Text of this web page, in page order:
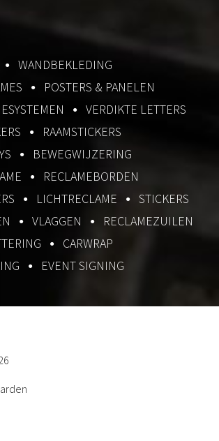
WANDBEKLEDING
POSTERS & PANELEN
VERDIKTE LETTERS
RAAMSTICKERS
BEWEGWIJZERING
RECLAMEBORDEN
LICHTRECLAME
STICKERS
VLAGGEN
RECLAMEZUILEN
CARWRAP
EVENT SIGNING